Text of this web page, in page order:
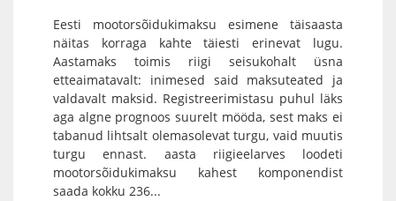
Eesti mootorsõidukimaksu esimene täisaasta
näitas korraga kahte täiesti erinevat lugu.
Aastamaks toimis riigi seisukohalt üsna
etteaimatavalt: inimesed said maksuteated ja
valdavalt maksid. Registreerimistasu puhul läks
aga algne prognoos suurelt mööda, sest maks ei
tabanud lihtsalt olemasolevat turgu, vaid muutis
turgu ennast. aasta riigieelarves loodeti
mootorsõidukimaksu kahest komponendist
saada kokku 236...